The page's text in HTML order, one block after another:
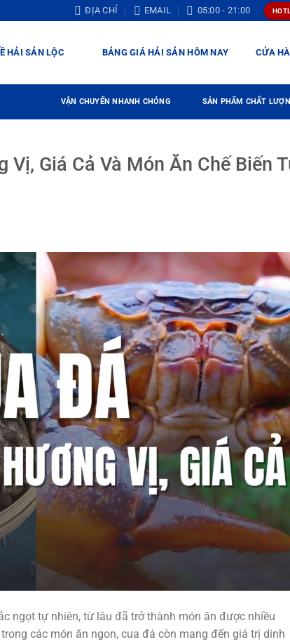
ĐỊA CHỈ EMAIL 05:00 - 21:00
HẢI SẢN LỘC BẢNG GIÁ HẢI SẢN HÔM NAY CỬA
VẬN CHUYỂN NHANH CHÓNG SẢN PHẨM CHẤT
Vị, Giá Cả Và Món Ăn Chế Biến
ngọt tự nhiên, từ lâu đã trở thành món ăn được nhiều
các món ăn ngon, cua đá còn mang đến giá trị dinh